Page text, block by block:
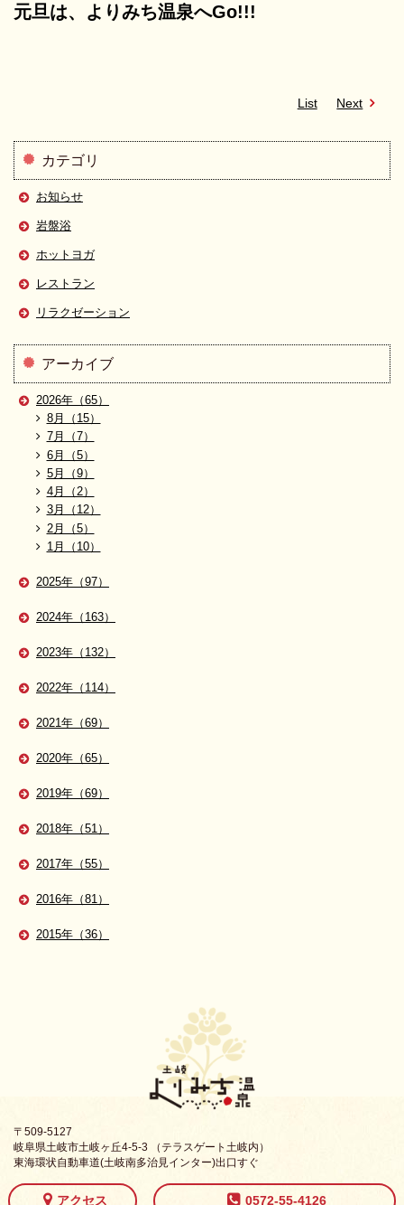
元旦は、よりみち温泉へGo!!!
List Next
カテゴリ
お知らせ
岩盤浴
ホットヨガ
レストラン
リラクゼーション
アーカイブ
2026年（65）
8月（15）
7月（7）
6月（5）
5月（9）
4月（2）
3月（12）
2月（5）
1月（10）
2025年（97）
2024年（163）
2023年（132）
2022年（114）
2021年（69）
2020年（65）
2019年（69）
2018年（51）
2017年（55）
2016年（81）
2015年（36）
〒509-5127
岐阜県土岐市土岐ヶ丘4-5-3 （テラスゲート土岐内）
東海環状自動車道(土岐南多治見インター)出口すぐ
アクセス 0572-55-4126